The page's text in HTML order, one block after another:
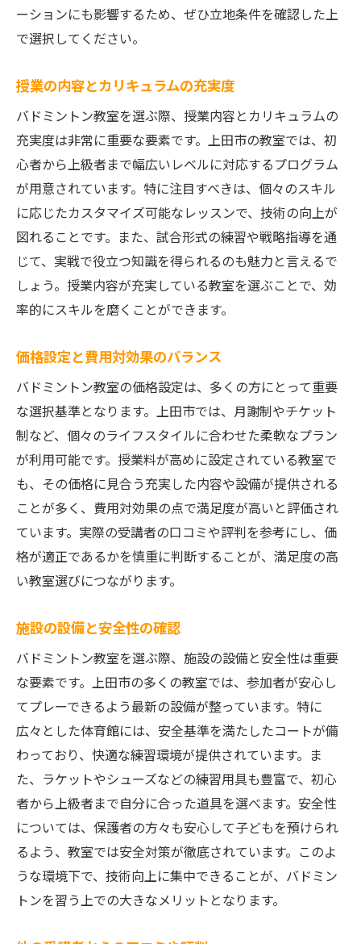
競技への興味と意欲の向上
自信と自己成長の実感
裏技
自分の目的に合った教室を選ぶ
予算に合わせた製品を選ぶ
事前に試して納得のいく製品を購入
インターネットでの情報収集を活用
教室の先輩から直接アドバイスを受ける
タイムリーなプロモーションや割引を利用
上田市のバドミントン教室が提供する多彩なレ
ッスン内容
戦術を学ぶ中級者向けクラス
体力向上を目指すフィジカルレッスン
ゲーム形式の実践練習
アドバンスドクリニックでの技術磨き
フィードバックを活かした成長プラン
初心者から上級者まで！バドミントン教室での
成長術
自分に合った目標設定の重要性
継続的な練習と成果の追求
自己評価と改善策の立案
メンタル強化と集中力の向上
成功体験を通じた自信の確立
上田市で理想のバドミントン教室を見つけるた
めのガイド
地域の教室を比較する方法
参加可能なイベント情報の収集
レッスン経験者からの生の声
オンラインレビューの活用法
相談会や説明会への参加
個人的な優先事項を明確にする
ーションにも影響するため、ぜひ立地条件を確認した上
で選択してください。
授業の内容とカリキュラムの充実度
バドミントン教室を選ぶ際、授業内容とカリキュラムの
充実度は非常に重要な要素です。上田市の教室では、初
心者から上級者まで幅広いレベルに対応するプログラム
が用意されています。特に注目すべきは、個々のスキル
に応じたカスタマイズ可能なレッスンで、技術の向上が
図れることです。また、試合形式の練習や戦略指導を通
じて、実戦で役立つ知識を得られるのも魅力と言えるで
しょう。授業内容が充実している教室を選ぶことで、効
率的にスキルを磨くことができます。
価格設定と費用対効果のバランス
バドミントン教室の価格設定は、多くの方にとって重要
な選択基準となります。上田市では、月謝制やチケット
制など、個々のライフスタイルに合わせた柔軟なプラン
が利用可能です。授業料が高めに設定されている教室で
も、その価格に見合う充実した内容や設備が提供される
ことが多く、費用対効果の点で満足度が高いと評価され
ています。実際の受講者の口コミや評判を参考にし、価
格が適正であるかを慎重に判断することが、満足度の高
い教室選びにつながります。
施設の設備と安全性の確認
バドミントン教室を選ぶ際、施設の設備と安全性は重要
な要素です。上田市の多くの教室では、参加者が安心し
てプレーできるよう最新の設備が整っています。特に
広々とした体育館には、安全基準を満たしたコートが備
わっており、快適な練習環境が提供されています。ま
た、ラケットやシューズなどの練習用具も豊富で、初心
者から上級者まで自分に合った道具を選べます。安全性
については、保護者の方々も安心して子どもを預けられ
るよう、教室では安全対策が徹底されています。このよ
うな環境下で、技術向上に集中できることが、バドミン
トンを習う上での大きなメリットとなります。